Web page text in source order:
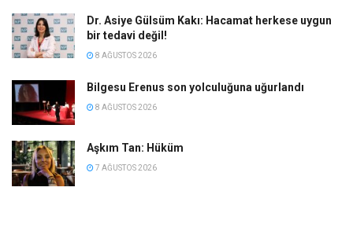
Dr. Asiye Gülsüm Kakı: Hacamat herkese uygun
bir tedavi değil!
8 AĞUSTOS 2026
Bilgesu Erenus son yolculuğuna uğurlandı
8 AĞUSTOS 2026
Aşkım Tan: Hüküm
7 AĞUSTOS 2026